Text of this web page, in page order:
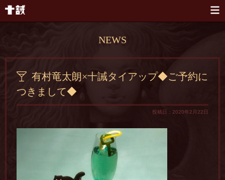
NEWS
有村竜太朗×十誡タイアップ◆ご予約に
つきまして◆
投稿日：2020年2月22日